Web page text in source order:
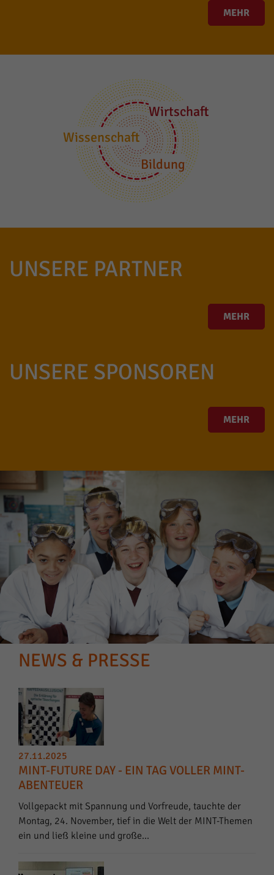
MEHR
Wirtschaft
Wissenschaft
Bildung
UNSERE PARTNER
MEHR
UNSERE SPONSOREN
MEHR
NEWS & PRESSE
27.11.2025
MINT-FUTURE DAY - EIN TAG VOLLER MINT-
ABENTEUER
Vollgepackt mit Spannung und Vorfreude, tauchte der
Montag, 24. November, tief in die Welt der MINT-Themen
ein und ließ kleine und große…